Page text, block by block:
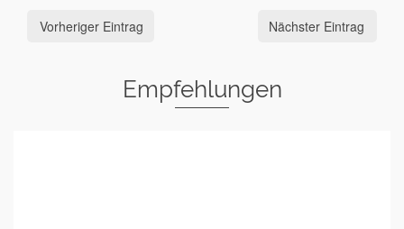
Vorheriger Eintrag Nächster Eintrag
Empfehlungen